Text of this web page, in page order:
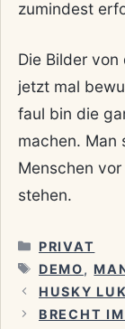
zumindest
Die Bilder
jetzt mal
faul bin die
machen. Man
Menschen
stehen.
PRIVAT
DEMO,
HUSKY
BRECHT